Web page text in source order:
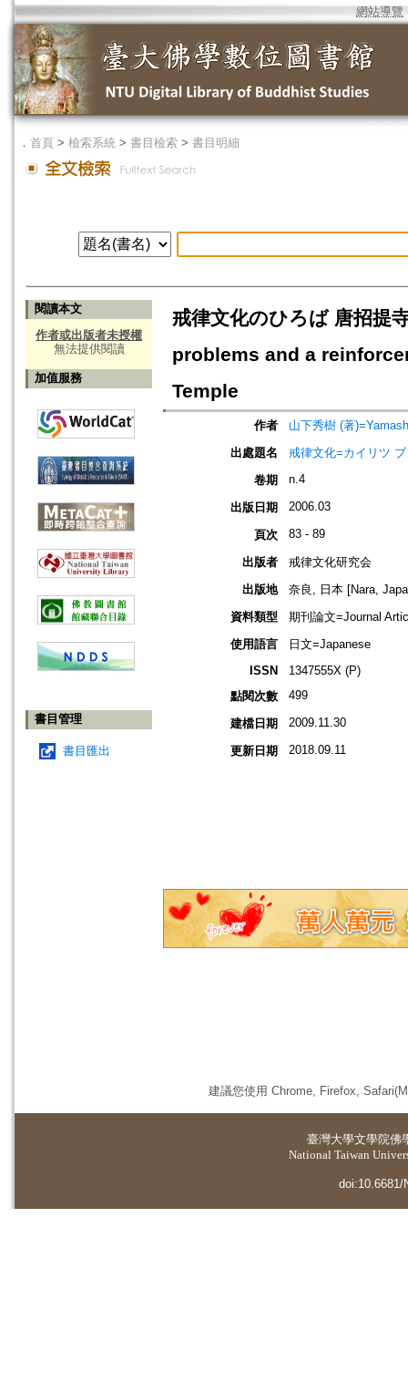
網站導覽
． 首頁 > 檢索系統 > 書目檢索 > 書目明細
閱讀本文
作者或出版者未授權
無法提供閱讀
加值服務
書目管理
書目匯出
戒律文化のひろば 唐招提
problems and a
Temple
作者
山下秀樹 (著
出處題名
戒律文化=カイリツ
卷期
n.4
出版日期 2006.03
頁次 83 - 89
出版者
戒律文化研究会
出版地
奈良, 日本 [Nara,
資料類型
期刊論文=Journal
使用語言
日文=Japanese
ISSN
1347555X (P)
點閱次數
499
建檔日期 2009.11.30
更新日期 2018.09.11
建議您使用 Chrome, Firefox,
臺灣大學文學院佛
National Taiwan
doi:10.6681/